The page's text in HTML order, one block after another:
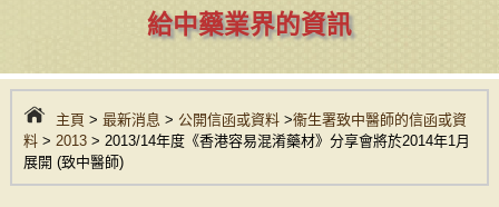
給中藥業界的資訊
主頁 > 最新消息 > 公開信函或資料>衞生署致中醫師的信函或資
料> 2013> 2013/14年度《香港容易混淆藥材》分享會將於2014年1月
展開 (致中醫師)